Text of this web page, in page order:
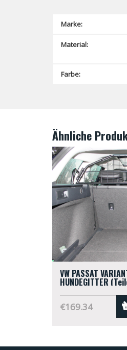
Marke:
Material:
Farbe:
Ähnliche
VW PASSAT
HUNDEGITTER
€169.34